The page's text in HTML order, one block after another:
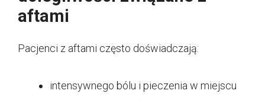
aftami
Pacjenci z aftami często doświadczają:
intensywnego bólu i pieczenia w miejscu